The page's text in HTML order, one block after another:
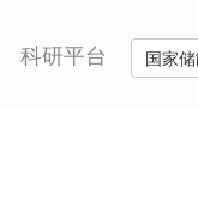
科研平台 国家